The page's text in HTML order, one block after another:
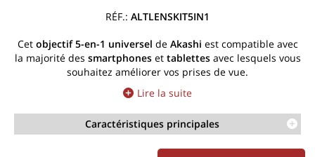
ALTLENSKIT5IN1
Cet objectif 5-en-1 universel de Akashi est compatible avec
la majorité des smartphoneset tablettesavec lesquels vous
souhaitez améliorer vos prises de vue.
Lire la suite
Caractéristiques principales